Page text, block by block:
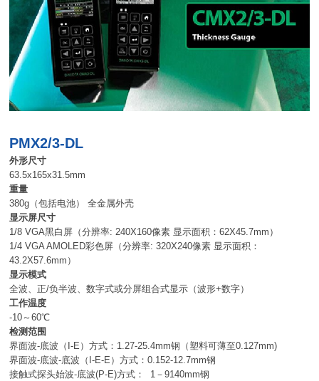
PMX2/3-DL
外形尺寸
63.5x165x31.5mm
重量
380g（包括电池） 全金属外壳
显示屏尺寸
1/8 VGA黑白屏（分辨率: 240X160像素 显示面积：62X45.7mm）
1/4 VGA AMOLED彩色屏（分辨率: 320X240像素 显示面积：
43.2X57.6mm）
显示模式
全波、正/负半波、数字式或分屏组合式显示（波形+数字）
工作温度
-10～60℃
检测范围
界面波-底波（I-E）方式：1.27-25.4mm钢（塑料可薄至0.127mm)
界面波-底波-底波（I-E-E）方式：0.152-12.7mm钢
接触式探头始波-底波(P-E)方式： 1－9140mm钢